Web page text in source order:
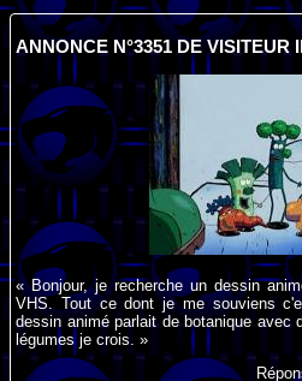
ANNONCE N°3351 DE VISITEUR
« Bonjour, je recherche un dessin
VHS. Tout ce dont je me souviens
dessin animé parlait de botanique avec
légumes je crois. »